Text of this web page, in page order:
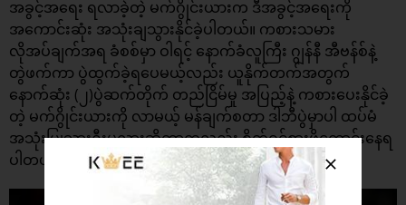
အခွင့်အရေး ရလာခဲ့တဲ့ မက်ဂွိုင်းယားက ဒီအခွင့်အရေးကို
အကောင်းဆုံး အသုံးချသွားနိုင်ခဲ့ပါတယ်။ ကစားသမား
လိုအပ်ချက်အရ ခံစစ်မှာ ဝါရင့် နောက်ခံလူကြီး ဂျွန်နီ အီဗန်စ်နဲ့
တွဲဖက်ကာ ပွဲထွက်ခဲ့ရပေမယ့်လည်း ယူနိုက်တက်အတွက်
နောက်ဆုံး (၂)ပွဲဆက်တိုက် တည်ငြိမ်မှု အပြည့်နဲ့ ကစား​ပေးနိုင်ခဲ့
တဲ့ မက်ဂွိုင်းယားကို လာမယ့် မန်ချက်စတာ ဒါဘီပွဲမှာပါ ထပ်မံ
အသုံးပြုသွားဦးမလားဆိုတာကလည်း စိတ်ဝင်စားဖို့ကောင်းနေရ
ပါတယ်။